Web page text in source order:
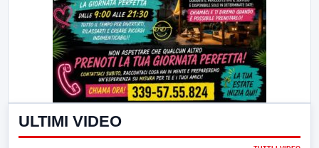
ULTIMI VIDEO